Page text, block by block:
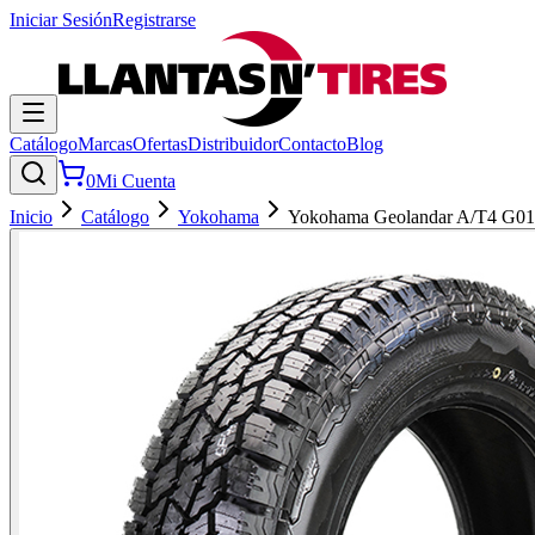
Iniciar SesiónRegistrarse
CatálogoMarcasOfertasDistribuidorContactoBlog
0Mi Cuenta
Inicio
Catálogo Yokohama Yokohama Geolandar A/T4